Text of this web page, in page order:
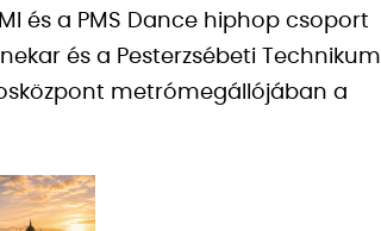
és a PMS Dance hiphop csoport
és a Pesterzsébeti Technikum
metrómegállójában a